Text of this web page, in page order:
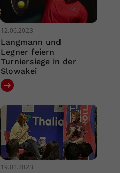
12.06.2023
Langmann und
Legner feiern
Turniersiege in der
Slowakei
19.01.2023